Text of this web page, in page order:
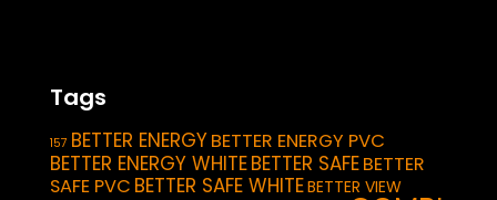
Tags
157 BETTER ENERGYBETTER ENERGY PVC
BETTER ENERGY WHITEBETTER SAFEBETTER
SAFE PVC BETTER SAFE WHITEBETTER VIEW